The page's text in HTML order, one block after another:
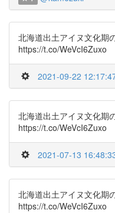
北海道出土アイヌ文化期
https://t.co/WeVcI6Zuxo
2021-09-22
北海道出土アイヌ文化期
https://t.co/WeVcI6Zuxo
2021-07-13
北海道出土アイヌ文化期
https://t.co/WeVcI6Zuxo